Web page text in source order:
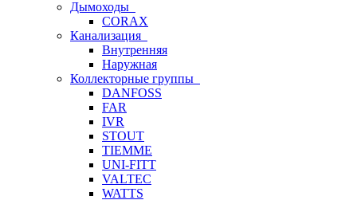
Дымоходы
CORAX
Канализация
Внутренняя
Наружная
Коллекторные группы
DANFOSS
FAR
IVR
STOUT
TIEMME
UNI-FITT
VALTEC
WATTS